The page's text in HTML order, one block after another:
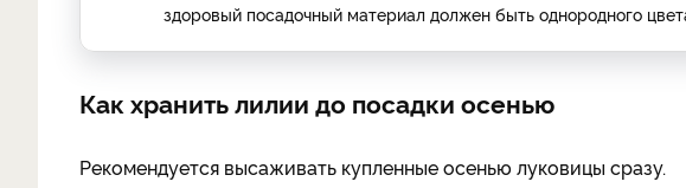
здоровый посадочный материал должен быть однородного
Как хранить лилии до посадки осенью
Рекомендуется высаживать купленные осенью луковицы сразу.